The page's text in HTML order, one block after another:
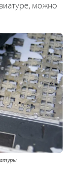
можно